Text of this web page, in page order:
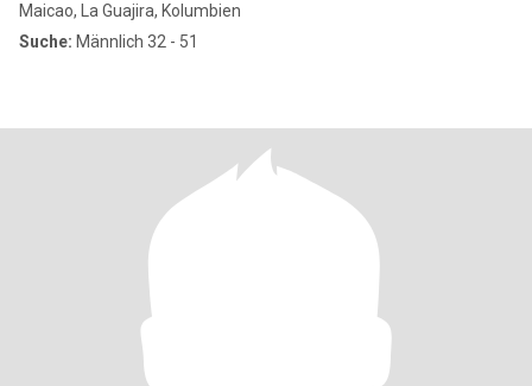
Maicao, La Guajira, Kolumbien
Suche: Männlich 32 - 51